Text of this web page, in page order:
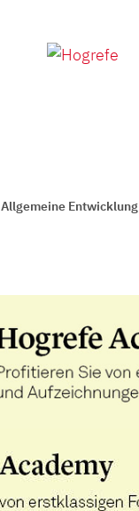
Allgemeine Entwicklung